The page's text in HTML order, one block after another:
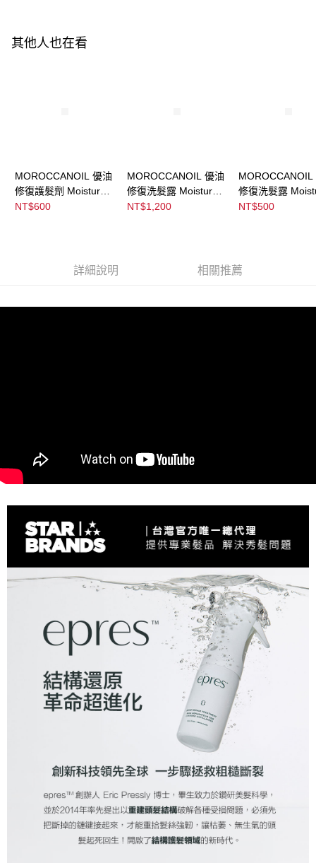
１．透過由恩沛科技股份有限公司提供之「AFTEE先享後付」服務完成之交
請求用戶進行身份認證。
５．嚴禁一人註冊多個帳號或使用他人資訊註冊。若發現惡意使用之情形，
恩沛科技股份有限公司將有權停止該用戶之使用額度並採取法律行動。
其他人也在看
MOROCCANOIL 優油
修復護髮劑 Moisture
Repair Conditioner
NT$600
MOROCCANOIL 優油
修復洗髮露 Moisture
Repair Shampoo
NT$1,200
MOROCCANOIL
修復洗髮露
Repair Shampoo
NT$500
詳細說明 相關推薦